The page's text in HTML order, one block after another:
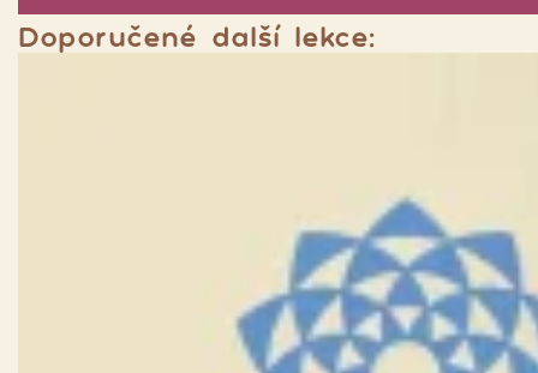
Doporučené další lekce: